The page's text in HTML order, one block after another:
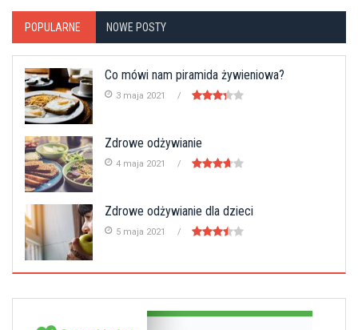
POPULARNE NOWE POSTY
Co mówi nam piramida żywieniowa?
3 maja 2021
Zdrowe odżywianie
4 maja 2021
Zdrowe odżywianie dla dzieci
5 maja 2021